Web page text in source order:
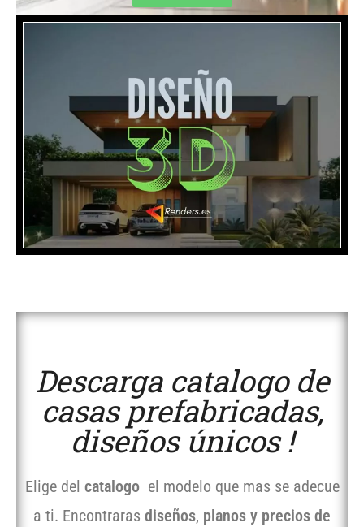
Descarga catalogo de
casas prefabricadas,
diseños únicos !
Elige del catalogoel modelo que mas se adecue
a ti. Encontraras diseños, planos y precios de